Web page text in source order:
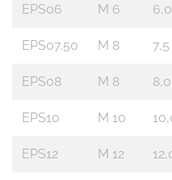
EPS06 M 6 6,0
EPS07.50 M 8 7,5
EPS08 M 8 8,0
EPS10 M 10
EPS12 M 12